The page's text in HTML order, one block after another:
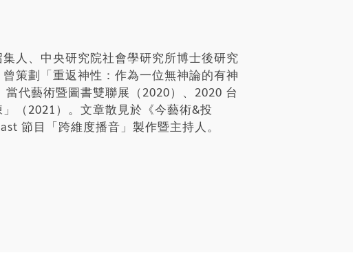
人、中央研究院社會學研究所博士後研究
策劃「重返神性：作為一位無神論的有神
代藝術暨圖書雙聯展（2020）、2020 台
（2021）。文章散見於《今藝術&投
節目「跨維度播音」製作暨主持人。